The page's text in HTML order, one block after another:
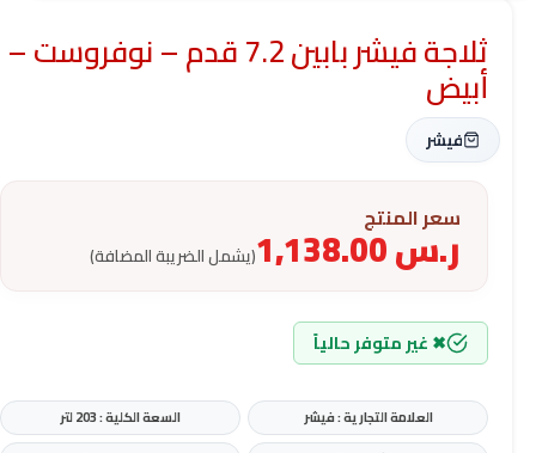
ثلاجة فيشر بابين 7.2 قدم – نوفروست –
أبيض
فيشر
سعر المنتج
ر.س (يشمل الضريبة المضافة)
✖ غير متوفر حالياً
العلامة التجارية : فيشر
السعة الكلية : 203 لتر